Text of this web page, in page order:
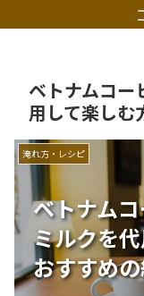
ベトナムコー
用して楽しむ
ベトナム
ミルクを
おすすめ
淹れ方・レシピ